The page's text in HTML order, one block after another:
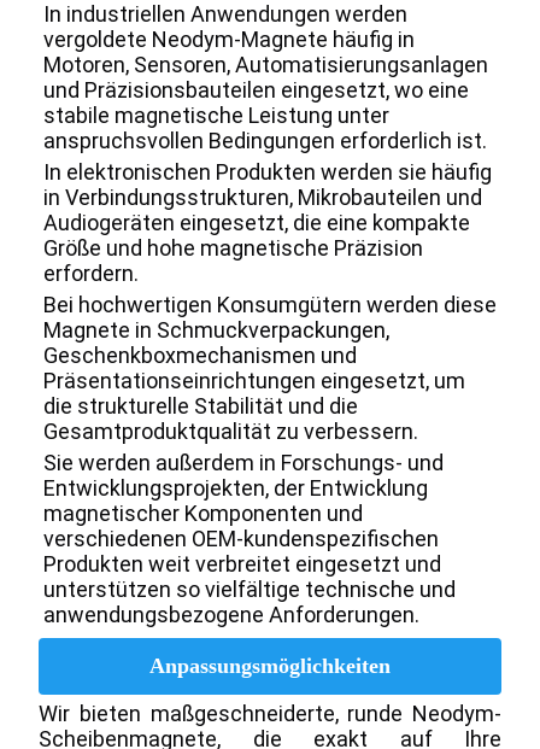
In industriellen Anwendungen werden
vergoldete Neodym-Magnete häufig in
Motoren, Sensoren, Automatisierungsanlagen
und Präzisionsbauteilen eingesetzt, wo eine
stabile magnetische Leistung unter
anspruchsvollen Bedingungen erforderlich ist.
In elektronischen Produkten werden sie häufig
in Verbindungsstrukturen, Mikrobauteilen und
Audiogeräten eingesetzt, die eine kompakte
Größe und hohe magnetische Präzision
erfordern.
Bei hochwertigen Konsumgütern werden diese
Magnete in Schmuckverpackungen,
Geschenkboxmechanismen und
Präsentationseinrichtungen eingesetzt, um
die strukturelle Stabilität und die
Gesamtproduktqualität zu verbessern.
Sie werden außerdem in Forschungs- und
Entwicklungsprojekten, der Entwicklung
magnetischer Komponenten und
verschiedenen OEM-kundenspezifischen
Produkten weit verbreitet eingesetzt und
unterstützen so vielfältige technische und
anwendungsbezogene Anforderungen.
Anpassungsmöglichkeiten
Wir bieten maßgeschneiderte, runde Neodym-
Scheibenmagnete, die exakt auf Ihre